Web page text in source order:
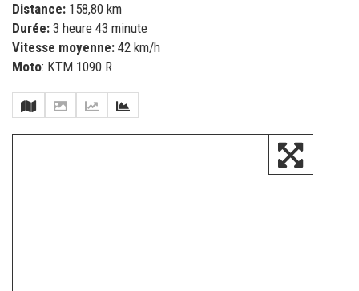
Distance: 158,80 km
Durée: 3 heure 43 minute
Vitesse moyenne: 42 km/h
Moto: KTM 1090 R